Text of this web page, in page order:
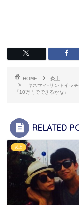
HOME
炎上
キスマイ･サンドイッ
「10万円でできるかな」
RELATED
炎上